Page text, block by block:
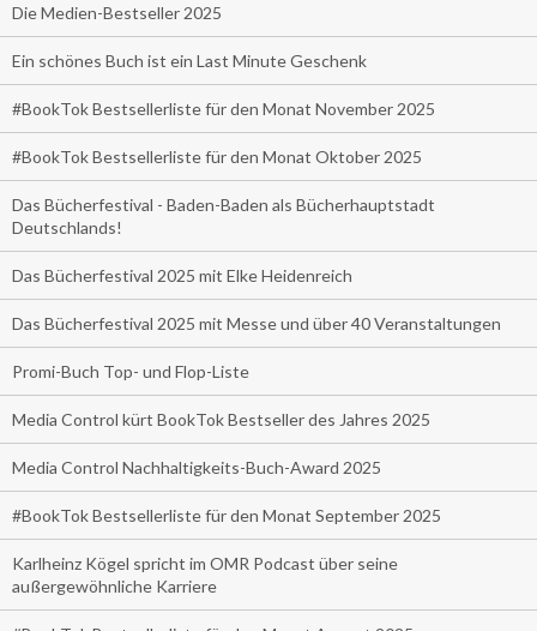
Die Medien-Bestseller 2025
Ein schönes Buch ist ein Last Minute Geschenk
#BookTok Bestsellerliste für den Monat November 2025
#BookTok Bestsellerliste für den Monat Oktober 2025
Das Bücherfestival - Baden-Baden als Bücherhauptstadt
Deutschlands!
Das Bücherfestival 2025 mit Elke Heidenreich
Das Bücherfestival 2025 mit Messe und über 40 Veranstaltungen
Promi-Buch Top- und Flop-Liste
Media Control kürt BookTok Bestseller des Jahres 2025
Media Control Nachhaltigkeits-Buch-Award 2025
#BookTok Bestsellerliste für den Monat September 2025
Karlheinz Kögel spricht im OMR Podcast über seine
außergewöhnliche Karriere